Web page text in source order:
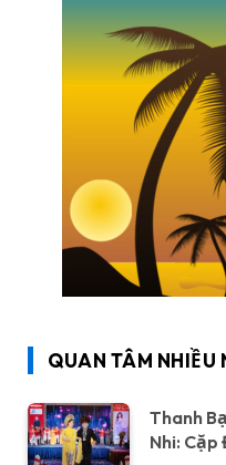
QUAN TÂM NHIỀU
Thanh
Nhi: Cặp